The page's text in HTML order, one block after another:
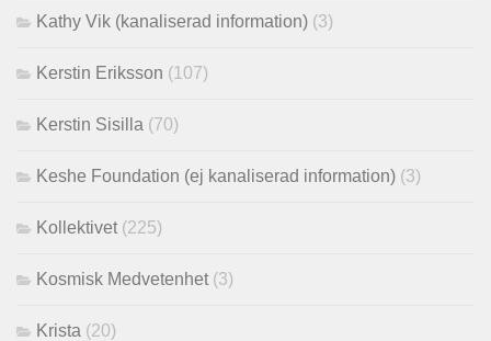
Kathy Vik (kanaliserad information) (3)
Kerstin Eriksson (107)
Kerstin Sisilla (70)
Keshe Foundation (ej kanaliserad information) (3)
Kollektivet (225)
Kosmisk Medvetenhet (3)
Krista (20)